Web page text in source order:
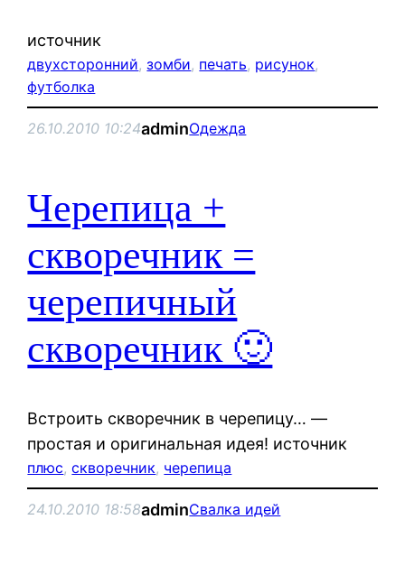
источник
двухсторонний, зомби, печать, рисунок
футболка
26.10.2010 10:24adminОдежда
Черепица +
скворечник =
черепичный
скворечник 🙂
Встроить скворечник в черепицу… —
простая и оригинальная идея! источник
плюс, скворечник, черепица
24.10.2010 18:58adminСвалка идей